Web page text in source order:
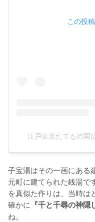
この投
江戸東京たてもの園
子宝湯はその一画にある
元町に建てられた銭湯で
を真似た作りは、当時は
確かに 『千と千尋の神
ね。